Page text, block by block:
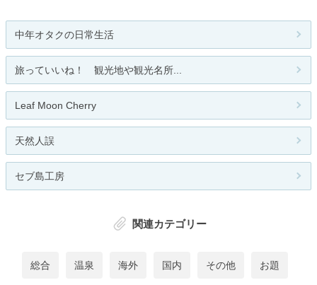
中年オタクの日常生活
旅っていいね！ 観光地や観光名所...
Leaf Moon Cherry
天然人誤
セブ島工房
関連カテゴリー
総合 温泉 海外 国内 その他 お題